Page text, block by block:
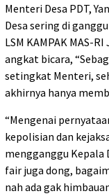
Menteri Desa PDT,
Desa sering di
LSM KAMPAK MAS-
angkat bicara,
setingkat Menteri,
akhirnya hanya
“Mengenai
kepolisian dan
mengganggu Kepala
fair juga dong,
nah ada gak